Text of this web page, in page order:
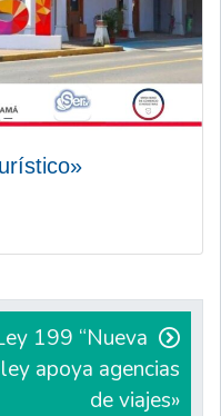
199 “Nueva
ley apoya agencias
de viajes»